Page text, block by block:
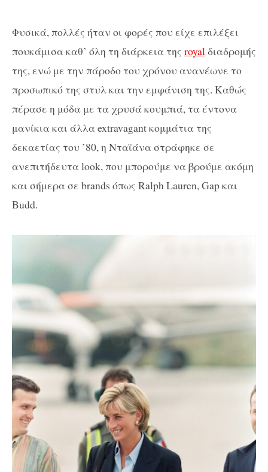
Φυσικά, πολλές ήταν οι φορές που είχε επιλέξει
πουκάμισα καθ’ όλη τη διάρκεια της royal διαδρομής
της, ενώ με την πάροδο του χρόνου ανανέωνε το
προσωπικό της στυλ και την εμφάνιση της. Καθώς
πέρασε η μόδα με τα χρυσά κουμπιά, τα έντονα
μανίκια και άλλαextravagantκομμάτια της
δεκαετίας του ’80, η Νταϊάνα στράφηκε σε
ανεπιτήδευτα look, που μπορούμε να βρούμε ακόμη
και σήμερα σε brands όπως Ralph Lauren, Gapκαι
Budd.